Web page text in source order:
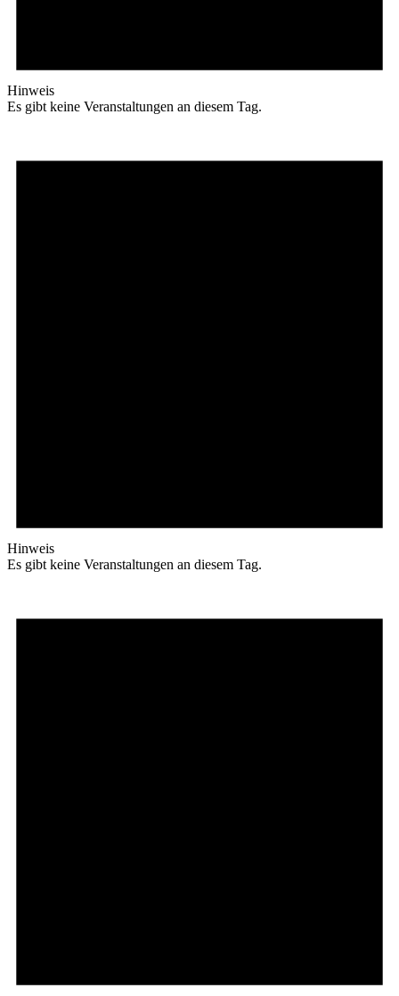
Hinweis
Es gibt keine Veranstaltungen an diesem Tag.
Hinweis
Es gibt keine Veranstaltungen an diesem Tag.